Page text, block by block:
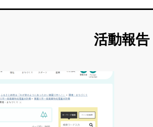
活動報告